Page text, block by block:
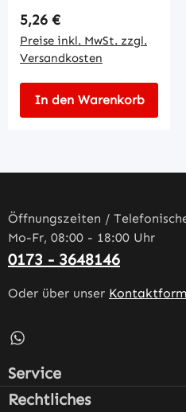
Regulärer Preis:
5,26 €
Preise inkl. MwSt. zzgl.
Versandkosten
In den Warenkorb
Öffnungszeiten /
Mo-Fr, 08:00 - 18:00 Uhr
0173 - 3648146
Oder über unser
Schreib uns auf WhatsApp
Service
Rechtliches